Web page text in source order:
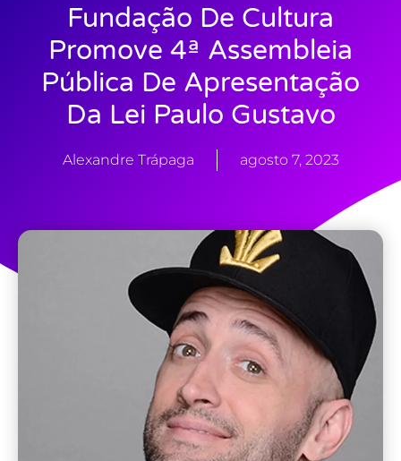
Fundação De Cultura
Promove 4ª Assembleia
Pública De Apresentação
Da Lei Paulo Gustavo
Alexandre Trápaga agosto 7, 2023